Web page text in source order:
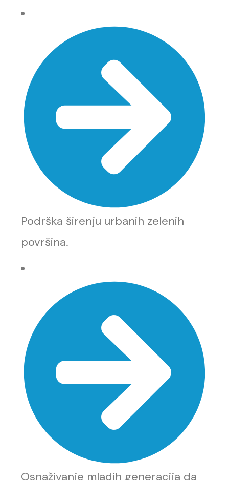
Podrška širenju urbanih zelenih
površina.
Osnaživanje mladih generacija da